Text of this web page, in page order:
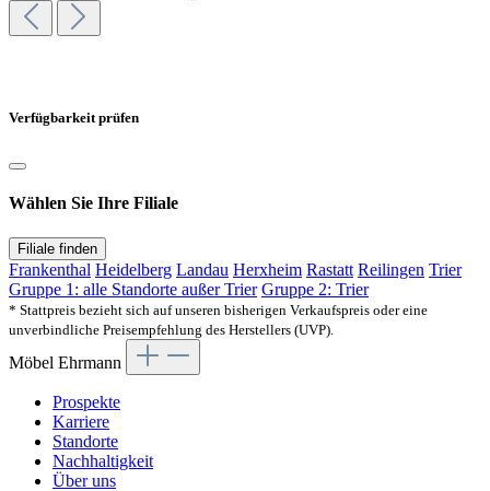
Verfügbarkeit prüfen
Wählen Sie Ihre Filiale
Filiale finden
Frankenthal Heidelberg Landau Herxheim Rastatt Reilingen Trier
Gruppe 1: alle Standorte außer Trier Gruppe 2: Trier
* Stattpreis bezieht sich auf unseren bisherigen Verkaufspreis oder eine
unverbindliche Preisempfehlung des Herstellers (UVP).
Möbel Ehrmann
Prospekte
Karriere
Standorte
Nachhaltigkeit
Über uns